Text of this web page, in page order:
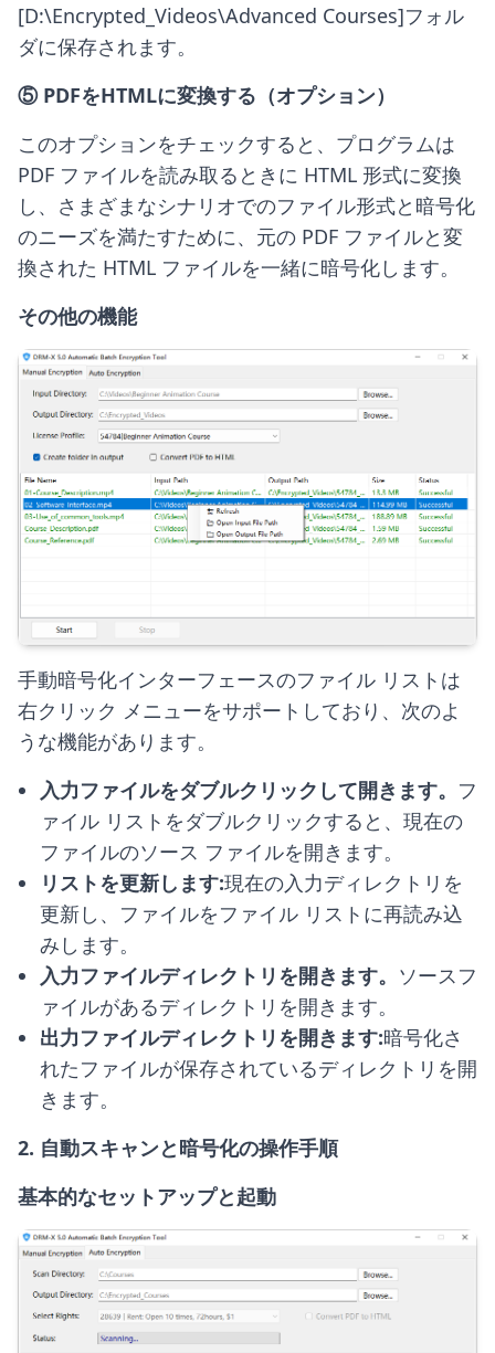
[D:\Encrypted_Videos\Advanced Courses]フォル
ダに保存されます。
⑤ PDFをHTMLに変換する（オプション）
このオプションをチェックすると、プログラムは
PDF ファイルを読み取るときに HTML 形式に変換
し、さまざまなシナリオでのファイル形式と暗号化
のニーズを満たすために、元の PDF ファイルと変
換された HTML ファイルを一緒に暗号化します。
その他の機能
手動暗号化インターフェースのファイル リストは
右クリック メニューをサポートしており、次のよ
うな機能があります。
入力ファイルをダブルクリックして開きます。 フ
ァイル リストをダブルクリックすると、現在の
ファイルのソース ファイルを開きます。
リストを更新します:現在の入力ディレクトリを
更新し、ファイルをファイル リストに再読み込
みします。
入力ファイルディレクトリを開きます。 ソースフ
ァイルがあるディレクトリを開きます。
出力ファイルディレクトリを開きます:暗号化さ
れたファイルが保存されているディレクトリを開
きます。
2. 自動スキャンと暗号化の操作手順
基本的なセットアップと起動